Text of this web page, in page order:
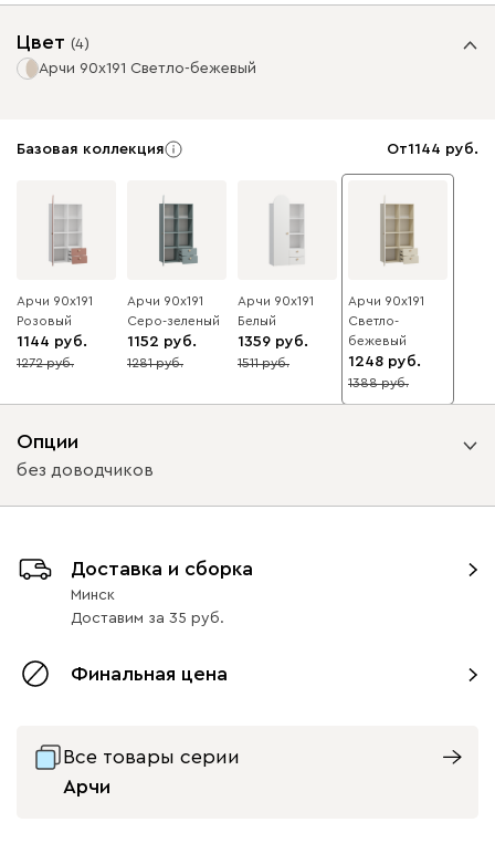
Цвет (4)
Арчи 90x191 Светло-бежевый
Базовая коллекция От1144
Арчи 90x191
Розовый
1144
10
1272
Арчи 90x191
Серо-зеленый
1152
10
1281
Арчи 90x191
Белый
1359
10
1511
Арчи 90x191
Светло-
бежевый
1248
10
1388
Опции
без доводчиков
с доводчиками без доводчиков
Доставка и сборка
Минск
Доставим за 35
Финальная цена
Все товары серии
Арчи